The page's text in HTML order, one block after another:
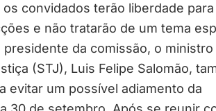
convidados terão liberdade para
e não tratarão de um tema
da comissão, o ministro
(STJ), Luis Felipe Salomão,
evitar um possível adiamento da